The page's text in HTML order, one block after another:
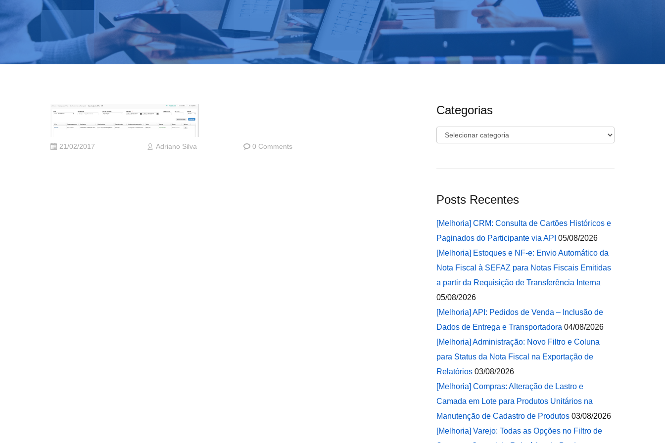
21/02/2017 Adriano Silva 0 Comments
Categorias
Categorias
Posts Recentes
[Melhoria] CRM: Consulta de Cartões Históricos e
Paginados do Participante via API 05/08/2026
[Melhoria] Estoques e NF-e: Envio Automático da
Nota Fiscal à SEFAZ para Notas Fiscais Emitidas
a partir da Requisição de Transferência Interna
05/08/2026
[Melhoria] API: Pedidos de Venda – Inclusão de
Dados de Entrega e Transportadora 04/08/2026
[Melhoria] Administração: Novo Filtro e Coluna
para Status da Nota Fiscal na Exportação de
Relatórios 03/08/2026
[Melhoria] Compras: Alteração de Lastro e
Camada em Lote para Produtos Unitários na
Manutenção de Cadastro de Produtos 03/08/2026
[Melhoria] Varejo: Todas as Opções no Filtro de